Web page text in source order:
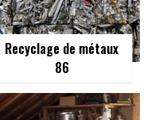
Recyclage de métaux
86